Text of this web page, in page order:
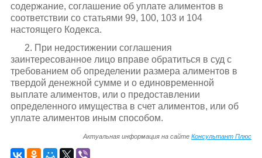
содержание, соглашение об уплате алиментов в
соответствии со статьями 99, 100, 103 и 104
настоящего Кодекса.
2. При недостижении соглашения
заинтересованное лицо вправе обратиться в суд с
требованием об определении размера алиментов в
твердой денежной сумме и о единовременной
выплате алиментов, или о предоставлении
определенного имущества в счет алиментов, или об
уплате алиментов иным способом.
Актуальная информация на сайтеКонсультант Плюс